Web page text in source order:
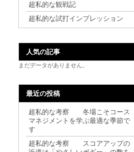
超私的な観戦記
超私的な試打インプレッション
人気の記事
まだデータがありません。
最近の投稿
超私的な考察 冬場こそコース
マネジメントを学ぶ最適な季節で
す
超私的な考察 スコアアップの